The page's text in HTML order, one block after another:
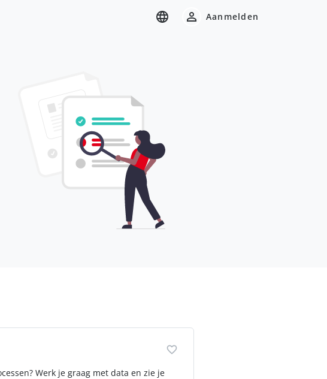
Aanmelden
Werk je graag met data en zie je